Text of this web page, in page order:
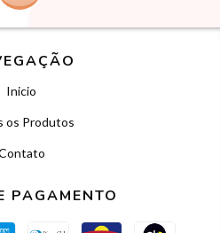
Inicio
os Produtos
PAGAMENTO